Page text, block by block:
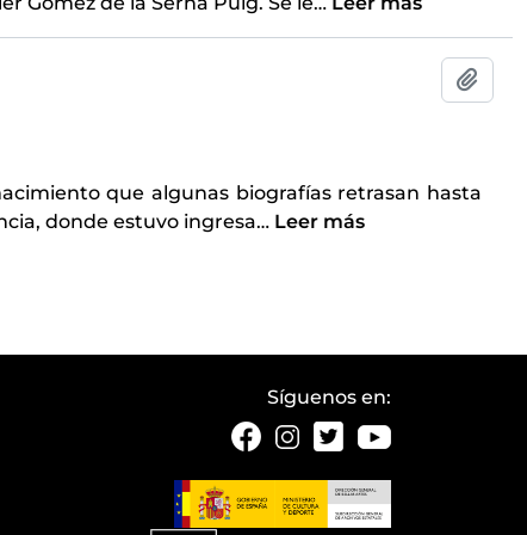
que algunas biografías retrasan hasta
donde estuvo ingresa… Leer más
Síguenos en: